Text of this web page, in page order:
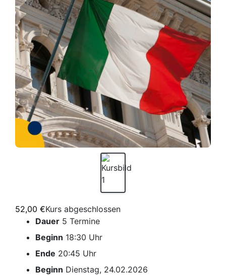
52,00 €Kurs abgeschlossen
Dauer 5 Termine
Beginn 18:30 Uhr
Ende 20:45 Uhr
Beginn Dienstag, 24.02.2026